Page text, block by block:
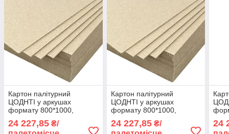
Картон палітурний
ЦОДНТІ у аркушах
формату 800*1000,
палета КР/Р-800*1000-
24 227,85 ₴/
Картон палітурний
ЦОДНТІ у аркушах
формату 800*1000,
палета КР/Р-800*1000-
24 227,85₴/
24